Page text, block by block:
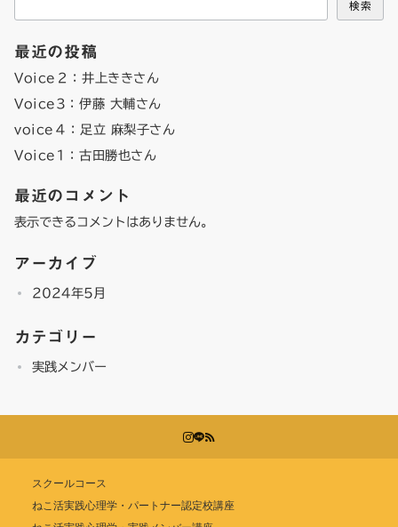
検索
最近の投稿
Voice２：井上ききさん
Voice3：伊藤 大輔さん
voice４：足立 麻梨子さん
Voice1：古田勝也さん
最近のコメント
表示できるコメントはありません。
アーカイブ
2024年5月
カテゴリー
実践メンバー
スクールコース
ねこ活実践心理学・パートナー認定校講座